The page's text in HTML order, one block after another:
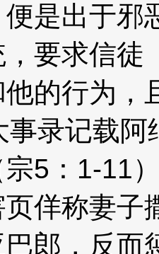
是出于邪
要求信徒
的行为，
事录记载
5：1-11
佯称妻子
郎，反而